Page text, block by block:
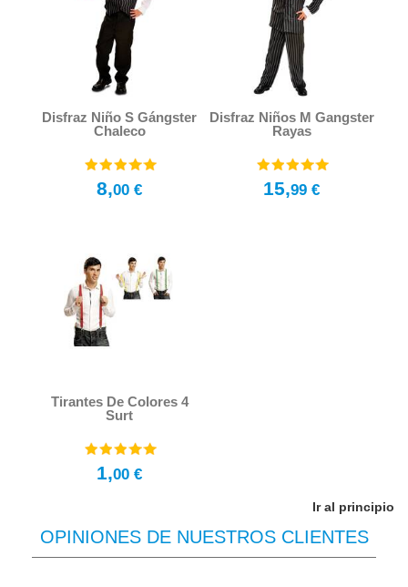
Disfraz Niño S Gángster
Chaleco
8,00 €
Disfraz Niños M Gangster
Rayas
15,99 €
Tirantes De Colores 4
Surt
1,00 €
Ir al principio
OPINIONES DE NUESTROS CLIENTES